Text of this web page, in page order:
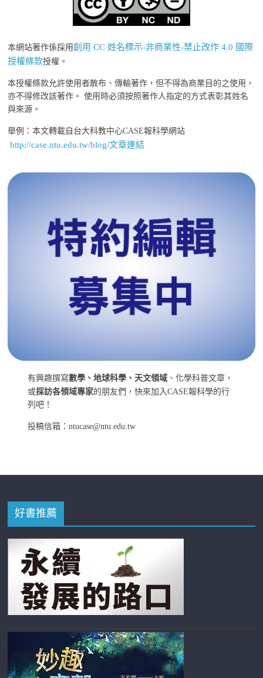
本網站著作係採用創用 CC 姓名標示-非商業性-禁止改作 4.0 國際
授權條款授權。
本授權條款允許使用者散布、傳輸著作，但不得為商業目的之使用，
亦不得修改該著作。 使用時必須按照著作人指定的方式表彰其姓名
與來源。
舉例：本文轉載自台大科教中心CASE報科學網站
http://case.ntu.edu.tw/blog/文章連結
有興趣撰寫數學、地球科學、天文領域 、化學科普文章，
或採訪各領域專家的朋友們，快來加入CASE報科學的行
列吧！
投稿信箱：ntucase@ntu.edu.tw
好書推薦